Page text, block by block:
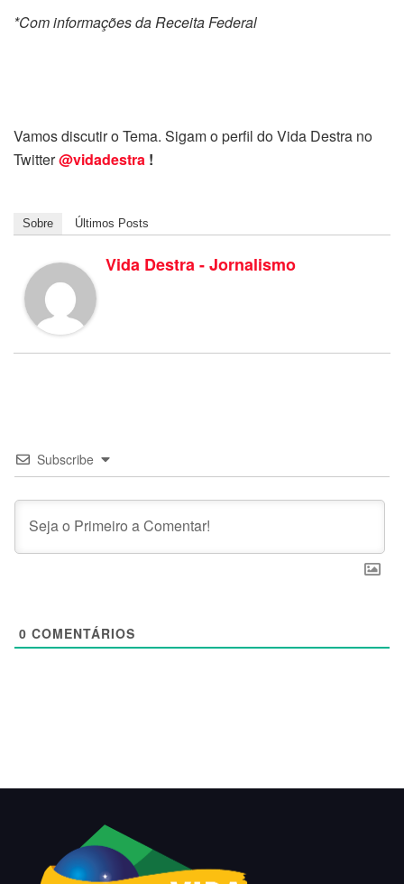
*Com informações da Receita Federal
Vamos discutir o Tema. Sigam o perfil do Vida Destra no
Twitter@vidadestra !
Sobre Últimos Posts
Vida Destra - Jornalismo
Subscribe
0 COMENTÁRIOS